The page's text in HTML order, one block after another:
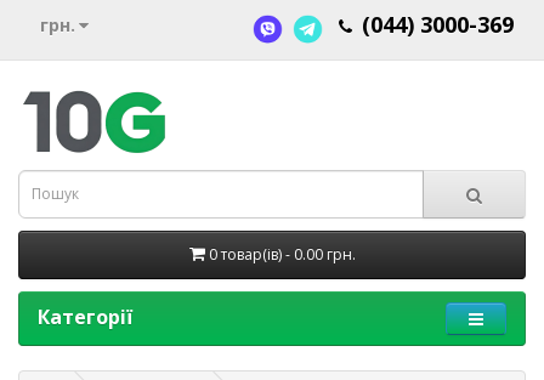
грн. (044) 3000-369
0 товар(ів) - 0.00 грн.
Категорії